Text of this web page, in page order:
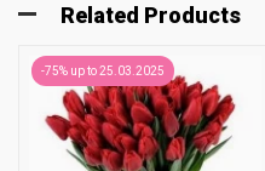
Related Products
-75% up to 25.03.2025